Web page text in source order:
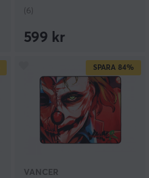
(6)
599 kr
SPARA 84%
VANCER